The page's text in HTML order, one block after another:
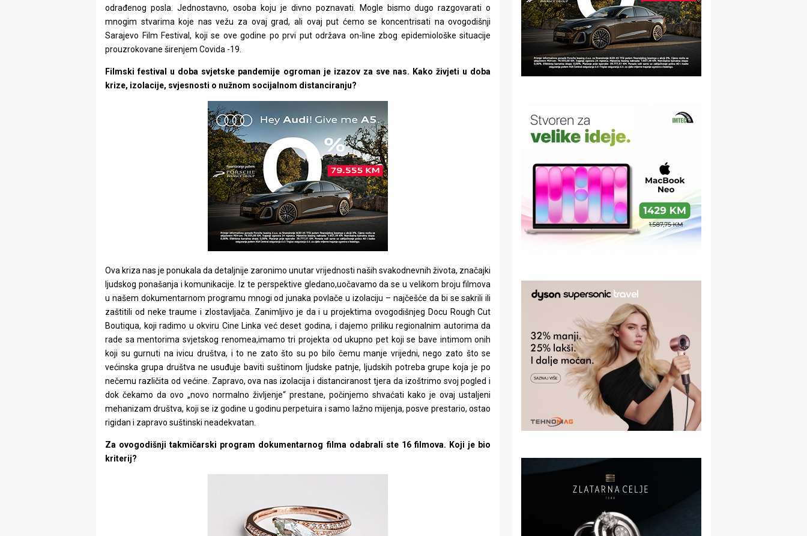
odrađenog posla. Jednostavno, osoba koju je divno poznavati. Mogle bismo dugo razgovarati o
mnogim stvarima koje nas vežu za ovaj grad, ali ovaj put ćemo se koncentrisati na ovogodišnji
Sarajevo Film Festival, koji se ove godine po prvi put održava on-line zbog epidemiološke situacije
prouzrokovane širenjem Covida -19.
Filmski festival u doba svjetske pandemije ogroman je izazov za sve nas. Kakoživjeti u doba
krize, izolacije, svjesnosti o nužnom socijalnom distanciranju?
Ova kriza nas je ponukala da detaljnije zaronimo unutar vrijednosti naših svakodnevnih života, značajki
ljudskog ponašanja i komunikacije. Iz te perspektive gledano,uočavamo da se u velikom broju filmova
u našem dokumentarnom programu mnogi od junaka povlače u izolaciju – najčešće da bi se sakrili ili
zaštitili od neke traume i zlostavljača. Zanimljivo je da i u projektima ovogodišnjeg Docu Rough Cut
Boutiqua, koji radimo u okviru Cine Linka već deset godina, i dajemo priliku regionalnim autorima da
rade sa mentorima svjetskog renomea,imamo tri projekta od ukupno pet koji se bave intimom onih
koji su gurnuti na ivicu društva, i to ne zato što su po bilo čemu manje vrijedni, nego zato što se
većinska grupa društva ne usuđuje baviti suštinom ljudske patnje, ljudskih potreba grupe koja je po
nečemu različita od većine. Zapravo, ova nas izolacija i distanciranost tjera da izoštrimo svoj pogled i
dok čekamo da ovo „novo normalno življenje“ prestane, počinjemo shvaćati kako je ovaj ustaljeni
mehanizam društva, koji se iz godine u godinu perpetuira i samo lažno mijenja, posve prestario, ostao
rigidan i zapravo suštinski neadekvatan.
Za ovogodišnji takmičarski program dokumentarnog filma odabrali ste 16 filmova. Koji je bio
kriterij?